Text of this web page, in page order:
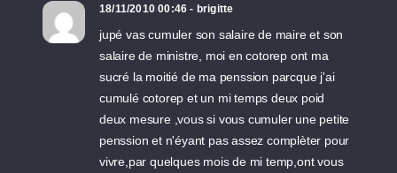
18/11/2010 00:46 - brigitte
jupé vas cumuler son salaire de maire et son
salaire de ministre, moi en cotorep ont ma
sucré la moitié de ma penssion parcque j'ai
cumulé cotorep et un mi temps deux poid
deux mesure ,vous si vous cumuler une petite
penssion et n'éyant pas assez complèter pour
vivre,par quelques mois de mi temp,ont vous